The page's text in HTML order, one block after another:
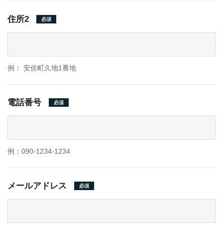
住所2 必須
例： 安佐町久地1番地
電話番号 必須
例：090-1234-1234
メールアドレス 必須